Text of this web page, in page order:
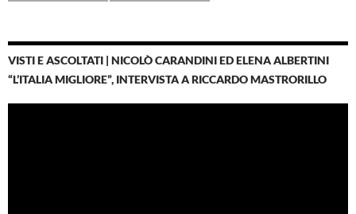
VISTI E ASCOLTATI | NICOLÒ CARANDINI ED ELENA ALBERTINI
“L’ITALIA MIGLIORE”, INTERVISTA A RICCARDO MASTRORILLO